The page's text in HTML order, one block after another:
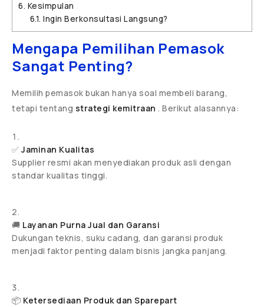
6. Kesimpulan
6.1. Ingin Berkonsultasi Langsung?
Mengapa Pemilihan Pemasok
Sangat Penting?
Memilih pemasok bukan hanya soal membeli barang,
tetapi tentang strategi kemitraan . Berikut alasannya:
✅ Jaminan Kualitas
Supplier resmi akan menyediakan produk asli dengan
standar kualitas tinggi.
🚚 Layanan Purna Jual dan Garansi
Dukungan teknis, suku cadang, dan garansi produk
menjadi faktor penting dalam bisnis jangka panjang.
📦 Ketersediaan Produk dan Sparepart